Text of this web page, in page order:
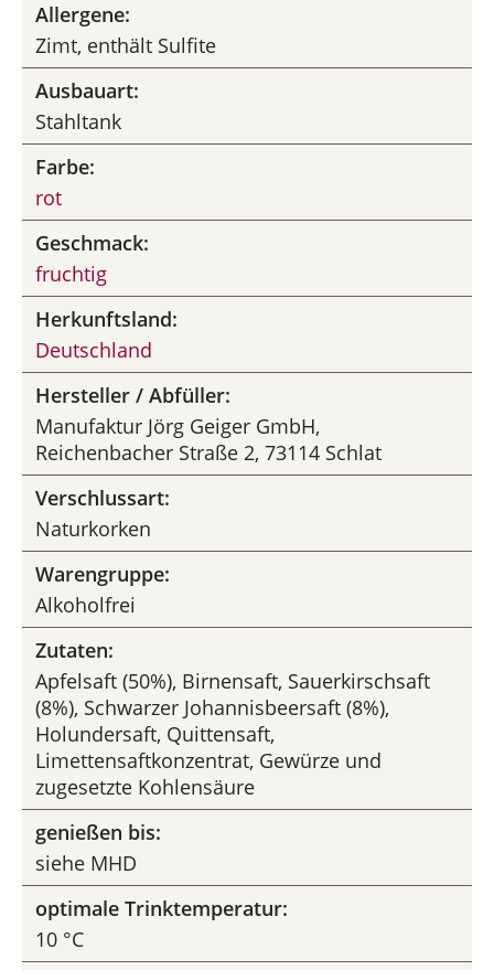
Allergene:
Zimt, enthält Sulfite
Ausbauart:
Stahltank
Farbe:
rot
Geschmack:
fruchtig
Herkunftsland:
Deutschland
Hersteller / Abfüller:
Manufaktur Jörg Geiger GmbH,
Reichenbacher Straße 2, 73114 Schlat
Verschlussart:
Naturkorken
Warengruppe:
Alkoholfrei
Zutaten:
Apfelsaft (50%), Birnensaft, Sauerkirschsaft
(8%), Schwarzer Johannisbeersaft (8%),
Holundersaft, Quittensaft,
Limettensaftkonzentrat, Gewürze und
zugesetzte Kohlensäure
genießen bis:
siehe MHD
optimale Trinktemperatur:
10 °C